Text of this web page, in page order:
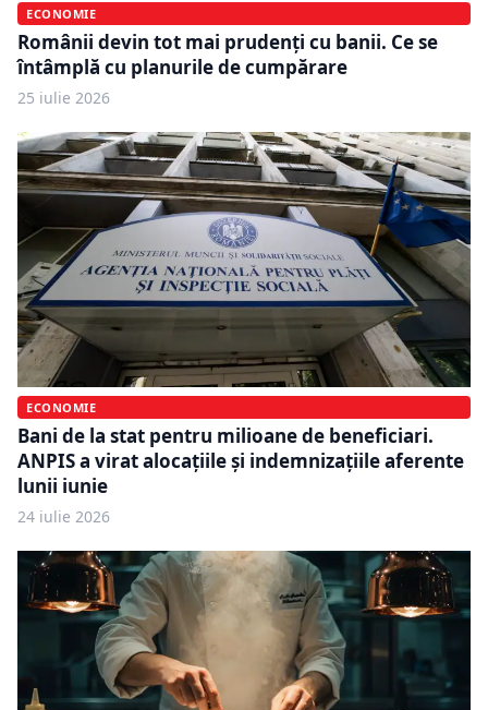
ECONOMIE
Românii devin tot mai prudenți cu banii. Ce se
întâmplă cu planurile de cumpărare
25 iulie 2026
ECONOMIE
Bani de la stat pentru milioane de beneficiari.
ANPIS a virat alocațiile și indemnizațiile aferente
lunii iunie
24 iulie 2026